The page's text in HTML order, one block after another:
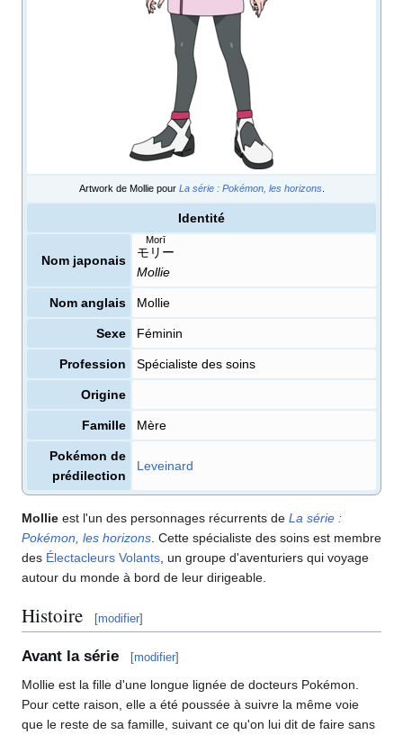
Artwork de Mollie pour La série : Pokémon, les horizons.
Identité
Nom japonais
モリー
Morī
Mollie
Nom anglais Mollie
Sexe Féminin
Profession Spécialiste des soins
Origine
Famille Mère
Pokémon de
prédilection
Leveinard
Mollie est l'un des personnages récurrents de La série :
Pokémon, les horizons . Cette spécialiste des soins est membre
des Électacleurs Volants , un groupe d'aventuriers qui voyage
autour du monde à bord de leur dirigeable.
Histoire [modifier]
Avant la série [modifier]
Mollie est la fille d'une longue lignée de docteurs Pokémon.
Pour cette raison, elle a été poussée à suivre la même voie
que le reste de sa famille, suivant ce qu'on lui dit de faire sans